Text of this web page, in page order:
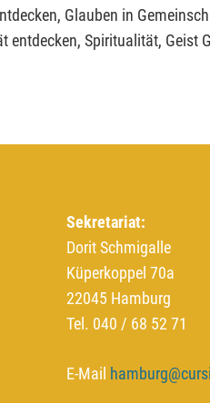
Glauben in
Spiritualität,
Sekretariat:
Dorit Schmigalle
Küperkoppel 70a
22045 Hamburg
Tel. 040 / 68 52 71
E-Mail